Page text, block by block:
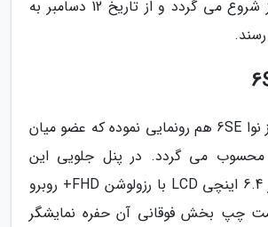
گوشی ها از امروز شروع می گردد و از تاریخ 12 دسامبر به
هواوی همچنین از نوا 6SE هم رونمایی نموده که عضو میان
محسوب می گردد. در پنل جلویی این
گوشی با نمایشگر 6.4 اینچی LCD با رزولوشن FHD+ روبرو
چپ بخش فوقانی آن حفره نمایشگر